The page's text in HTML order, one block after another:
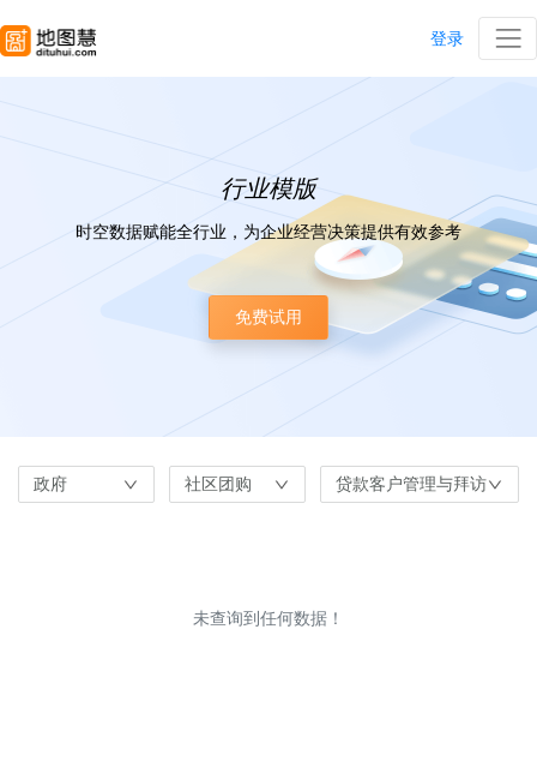
登录
行业模版
时空数据赋能全行业，为企业经营决策提供有效参考
免费试用
政府 社区团购 贷款客户管理与拜访
未查询到任何数据！